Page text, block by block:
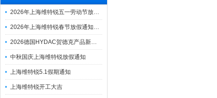
2026年上海维特锐五一劳动节放假通知
2026年上海维特锐春节放假通知及调班安排
2026德国HYDAC贺德克产品新到一批现货
中秋国庆上海维特锐放假通知
上海维特锐5.1假期通知
上海维特锐开工大吉